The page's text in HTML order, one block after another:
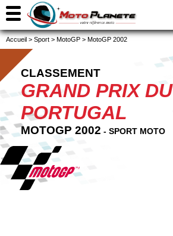
Accueil > Sport > MotoGP > MotoGP 2002
CLASSEMENT
GRAND PRIX DU
PORTUGAL
MOTOGP 2002 - SPORT MOTO